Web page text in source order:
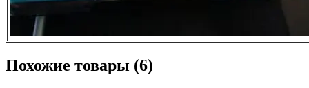
Похожие товары (6)